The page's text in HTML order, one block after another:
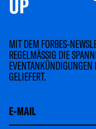
UP
MIT DEM FORBES-
REGELMÄSSIG DIE
GELIEFERT.